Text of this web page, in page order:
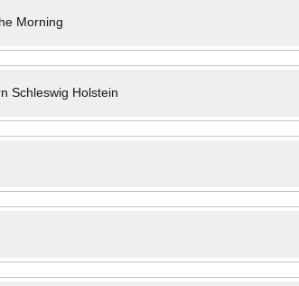
Morning
Schleswig Holstein